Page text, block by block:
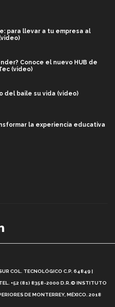
para llevar a tu empresa al
Conoce el nuevo HUB de
(video)
del baile su vida (video)
la experiencia educativa
Educativo Tec? (video)
COL. TECNOLÓGICO C.P. 64849 |
TEL. +52 (81) 8358-2000 D.R.© INSTITUTO
DE MONTERREY, MÉXICO. 2018